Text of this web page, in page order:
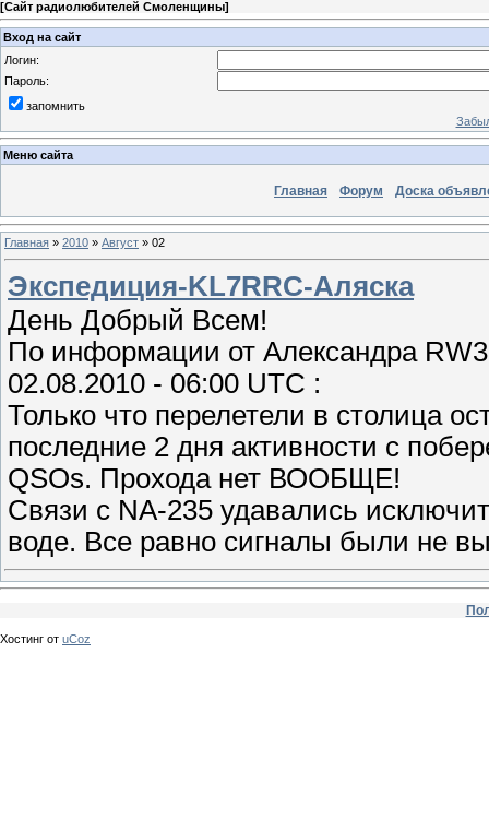
[Сайт радиолюбителей Смоленщины]
Вход на сайт
Логин:
Пароль:
запомнить
Меню сайта
Главная Форум Доска
Главная » 2010 » Август » 02
Экспедиция-KL7RRC-Аляска
День Добрый Всем!
По информации от Александра
02.08.2010 - 06:00 UTC :
Только что перелетели в столица
последние 2 дня активности с
QSOs. Прохода нет ВООБЩЕ!
Связи с NA-235 удавались
воде. Все равно сигналы были не
Хостинг от uCoz